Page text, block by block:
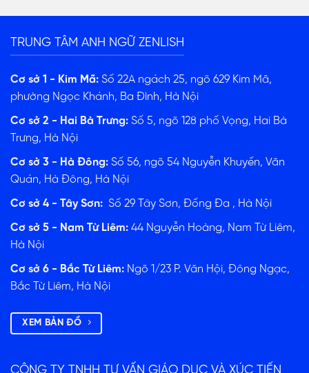
TRUNG TÂM ANH NGỮ ZENLISH
Cơ sở 1 - Kim Mã: Số 22A ngách 25, ngõ 629 Kim Mã,
phường Ngọc Khánh, Ba Đình, Hà Nội
Cơ sở 2 - Hai Bà Trưng: Số 5, ngõ 128 phố Vọng, Hai Bà
Trưng, Hà Nội
Cơ sở 3 - Hà Đông: Số 56, ngõ 54 Nguyễn Khuyến, Văn
Quán, Hà Đông, Hà Nội
Cơ sở 4 - Tây Sơn: Số 29 Tây Sơn, Đống Đa , Hà Nội
Cơ sở 5 - Nam Từ Liêm: 44 Nguyễn Hoàng, Nam Từ Liêm,
Hà Nội
Cơ sở 6 - Bắc Từ Liêm: Ngõ 1/23 P. Văn Hội, Đông Ngạc,
Bắc Từ Liêm, Hà Nội
XEM BẢN ĐỒ